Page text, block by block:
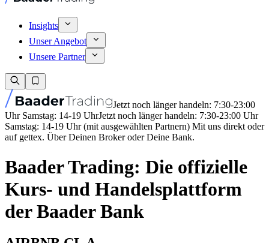
Insights
Unser Angebot
Unsere Partner
Jetzt noch länger handeln: 7:30-23:00
Uhr Samstag: 14-19 UhrJetzt noch länger handeln: 7:30-23:00 Uhr
Samstag: 14-19 Uhr (mit ausgewählten Partnern) Mit uns direkt oder
auf gettex. Über Deinen Broker oder Deine Bank.
Baader Trading: Die offizielle
Kurs- und Handelsplattform
der Baader Bank